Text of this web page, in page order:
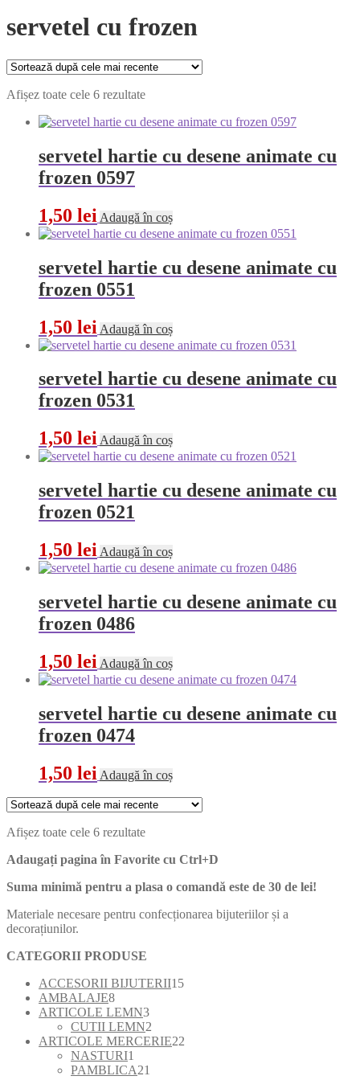
servetel cu frozen
Afișez toate cele 6 rezultateSortat
cele
recente
servetel hartie cu desene animate cu
frozen 0597
1,50 lei Adaugă în coș
servetel hartie cu desene animate cu
frozen 0551
1,50 lei Adaugă în coș
servetel hartie cu desene animate cu
frozen 0531
1,50 lei Adaugă în coș
servetel hartie cu desene animate cu
frozen 0521
1,50 lei Adaugă în coș
servetel hartie cu desene animate cu
frozen 0486
1,50 lei Adaugă în coș
servetel hartie cu desene animate cu
frozen 0474
1,50 lei Adaugă în coș
Afișez toate cele 6 rezultateSortat
cele
recente
Adaugați pagina în Favorite cu Ctrl+D
Suma minimă pentru a plasa o comandă este de 30 de lei!
Materiale necesare pentru confecționarea bijuteriilor și a
decorațiunilor.
CATEGORII PRODUSE
ACCESORII BIJUTERII1515
AMBALAJE88
produse
ARTICOLE LEMN33
produse
CUTII LEMN2
produse
ARTICOLE MERCERIE22
NASTURI1
produs
PAMBLICA21